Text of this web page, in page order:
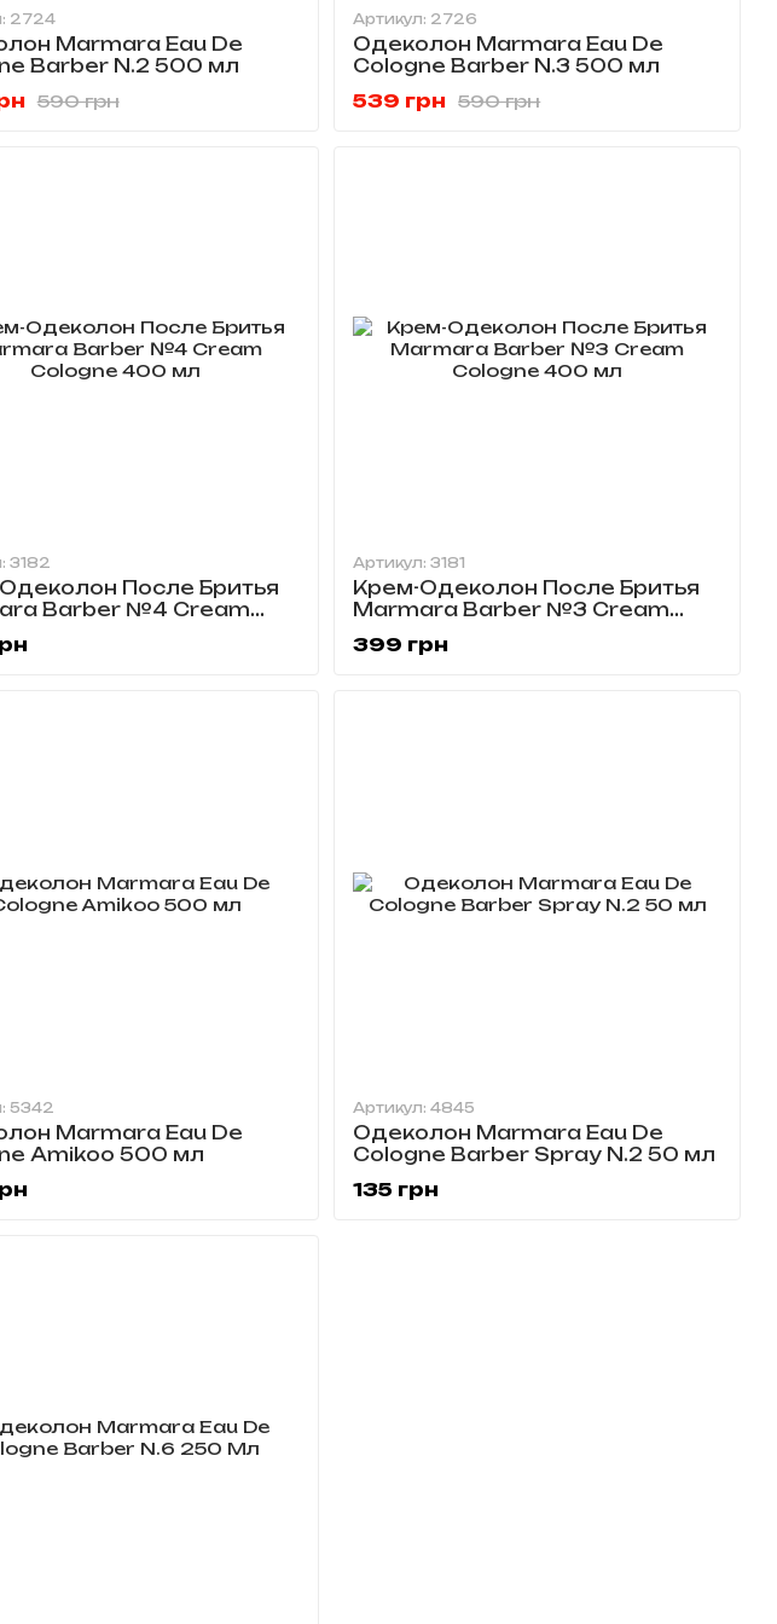
2724
Marmara Eau De
Barber N.2 500 мл
590 грн
Артикул: 2726
Одеколон Marmara Eau De
Cologne Barber N.3 500 мл
590 грн
539 грн
3182
После Бритья
Barber №4 Cream
Артикул: 3181
Крем-Одеколон После Бритья
Marmara Barber №3 Cream
399 грн
5342
Marmara Eau De
Amikoo 500 мл
Артикул: 4845
Одеколон Marmara Eau De
Cologne Barber Spray N.2 50 мл
135 грн